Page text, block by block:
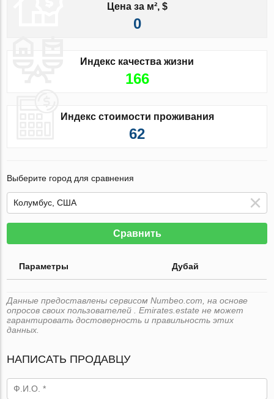
Цена за м², $
0
Индекс качества жизни
166
Индекс стоимости проживания
62
Выберите город для сравнения
Сравнить
Параметры Дубай
Данные предоставлены сервисом Numbeo.com, на основе
опросов своих пользователей . Emirates.estate не может
гарантировать достоверность и правильность этих
данных.
НАПИСАТЬ ПРОДАВЦУ